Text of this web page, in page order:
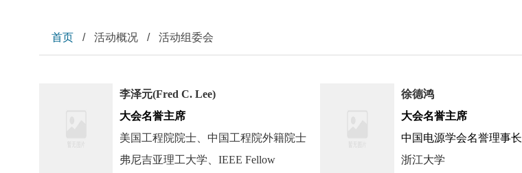
首页 / 活动概况 / 活动组委会
李泽元(Fred C. Lee)
大会名誉主席
美国工程院院士、中国工程院外籍院士
弗尼吉亚理工大学、 IEEE Fellow
徐德鸿
大会名誉主席
中国电源学会名誉理事长
浙江大学